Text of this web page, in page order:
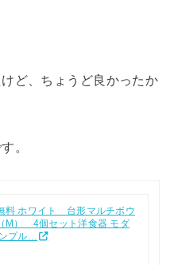
ど、ちょうど良かったか
。
料 ホワイト 台形マルチボウ
M） 4個セット洋食器 モダ
プル…